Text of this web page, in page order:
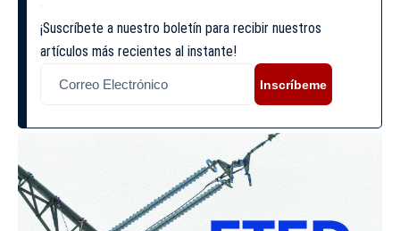
¡Suscríbete a nuestro boletín para recibir nuestros
artículos más recientes al instante!
Inscríbeme